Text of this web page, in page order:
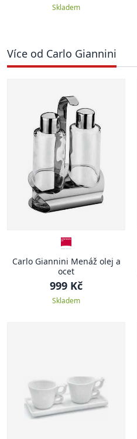
Skladem
Více od Carlo Giannini
Carlo Giannini Menáž olej a
ocet
999 Kč
Skladem